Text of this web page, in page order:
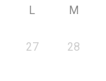
L M
27 28